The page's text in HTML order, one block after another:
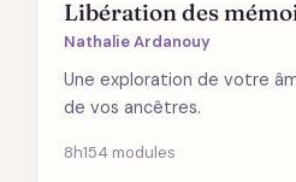
Libération des
Nathalie Ardanouy
Une exploration de votre
de vos ancêtres.
8h154 modules